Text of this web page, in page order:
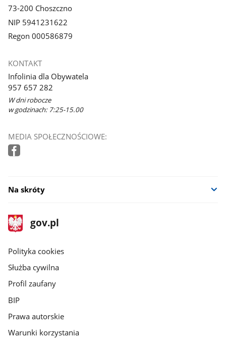
73-200 Choszczno
NIP 5941231622
Regon 000586879
KONTAKT
Infolinia dla Obywatela
957 657 282
W dni robocze
w godzinach: 7:25-15.00
MEDIA SPOŁECZNOŚCIOWE:
Na skróty
stopka
gov.pl
Strona
gov.pl
gov.pl
Polityka cookies
Służba cywilna
Profil zaufany
BIP
Prawa autorskie
Warunki korzystania